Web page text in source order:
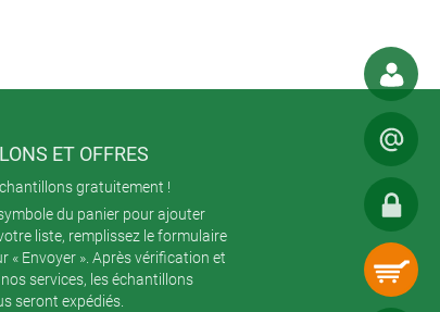
ET OFFRES
gratuitement !
du panier pour ajouter
liste, remplissez le formulaire
« Envoyer ». Après vérification et
services, les échantillons
seront expédiés.